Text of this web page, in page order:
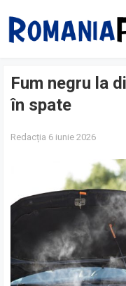
Fum negru la
în spate
Redacția 6 iunie 2026